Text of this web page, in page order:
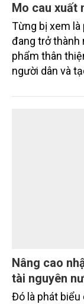
Mo cau xuất
Từng bị xem là
đang trở thành
phẩm thân
người dân và
chén, dĩa... từ
Nâng cao
tài nguyên
Đó là phát biểu